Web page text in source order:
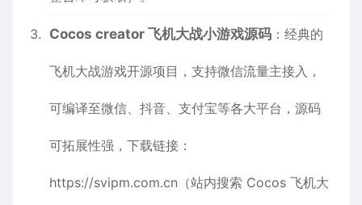
Cocos creator 飞机大战小游戏源码 ：经典的
飞机大战游戏开源项目，支持微信流量主接入，
可编译至微信、抖音、支付宝等各大平台，源码
可拓展性强，下载链接：
https://svipm.com.cn （站内搜索 Cocos 飞机大